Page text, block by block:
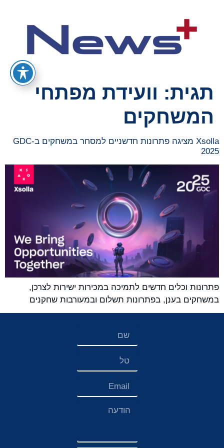
תגית: וועידת מפתחי
המשחקים
Xsolla מציגה פתרונות חדשניים למסחר במשחקים ב-GDC
2025
פתרונות וכלים חדשים לתמיכה במכירות ישירות לצרכן,
במשחקים בענן, בפתרונות תשלום ובמעורבות שחקנים